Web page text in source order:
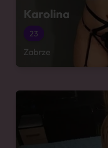
Karolina
23
Zabrze